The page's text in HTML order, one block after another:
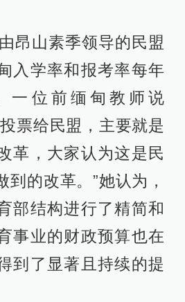
昂山素季领导的民盟
入学率和报考率每年
一位前缅甸教师说
票给民盟，主要就是
革，大家认为这是民
到的改革。”她认为，
部结构进行了精简和
事业的财政预算也在
到了显著且持续的提